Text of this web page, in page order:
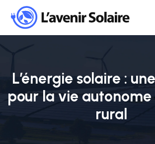
L’énergie solaire :
pour la vie autonome
rural